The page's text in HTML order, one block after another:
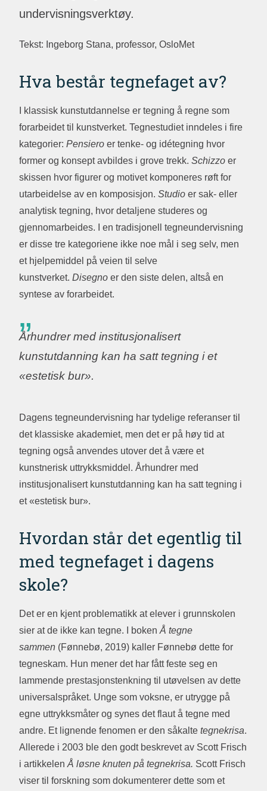
undervisningsverktøy.
Tekst: Ingeborg Stana, professor, OsloMet
Hva består tegnefaget av?
I klassisk kunstutdannelse er tegning å regne som
forarbeidet til kunstverket. Tegnestudiet inndeles i fire
kategorier: Pensiero er tenke- og idétegning hvor
former og konsept avbildes i grove trekk. Schizzo er
skissen hvor figurer og motivet komponeres røft for
utarbeidelse av en komposisjon. Studio er sak- eller
analytisk tegning, hvor detaljene studeres og
gjennomarbeides. I en tradisjonell tegneundervisning
er disse tre kategoriene ikke noe mål i seg selv, men
et hjelpemiddel på veien til selve
kunstverket. Disegno er den siste delen, altså en
syntese av forarbeidet.
Århundrer med institusjonalisert
kunstutdanning kan ha satt tegning i et
«estetisk bur».
Dagens tegneundervisning har tydelige referanser til
det klassiske akademiet, men det er på høy tid at
tegning også anvendes utover det å være et
kunstnerisk uttrykksmiddel. Århundrer med
institusjonalisert kunstutdanning kan ha satt tegning i
et «estetisk bur».
Hvordan står det egentlig til
med tegnefaget i dagens
skole?
Det er en kjent problematikk at elever i grunnskolen
sier at de ikke kan tegne. I boken Å tegne
sammen (Fønnebø, 2019) kaller Fønnebø dette for
tegneskam. Hun mener det har fått feste seg en
lammende prestasjonstenkning til utøvelsen av dette
universalspråket. Unge som voksne, er utrygge på
egne uttrykksmåter og synes det flaut å tegne med
andre. Et lignende fenomen er den såkalte tegnekrisa.
Allerede i 2003 ble den godt beskrevet av Scott Frisch
i artikkelen Å løsne knuten på tegnekrisa. Scott Frisch
viser til forskning som dokumenterer dette som et